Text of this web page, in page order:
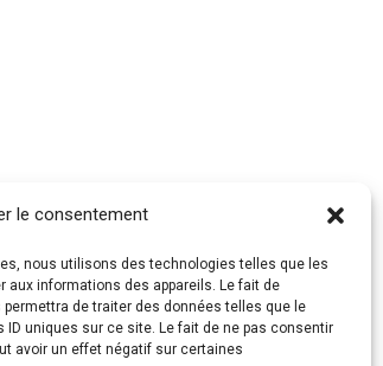
le consentement
nous utilisons des technologies telles que les
informations des appareils. Le fait de
de traiter des données telles que le
uniques sur ce site. Le fait de ne pas consentir
avoir un effet négatif sur certaines